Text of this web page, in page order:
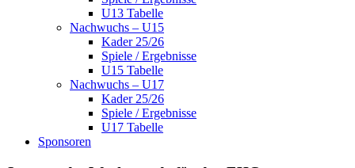
U13 Tabelle
Nachwuchs – U15
Kader 25/26
Spiele / Ergebnisse
U15 Tabelle
Nachwuchs – U17
Kader 25/26
Spiele / Ergebnisse
U17 Tabelle
Sponsoren